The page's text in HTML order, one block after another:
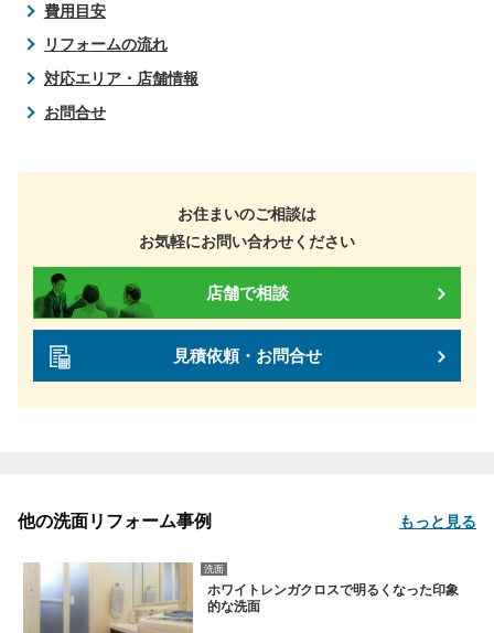
費用目安
リフォームの流れ
対応エリア・店舗情報
お問合せ
お住まいのご相談は
お気軽にお問い合わせください
店舗で相談
見積依頼・お問合せ
他の洗面リフォーム事例 もっと見る
洗面
ホワイトレンガクロスで明るくなった印象
的な洗面